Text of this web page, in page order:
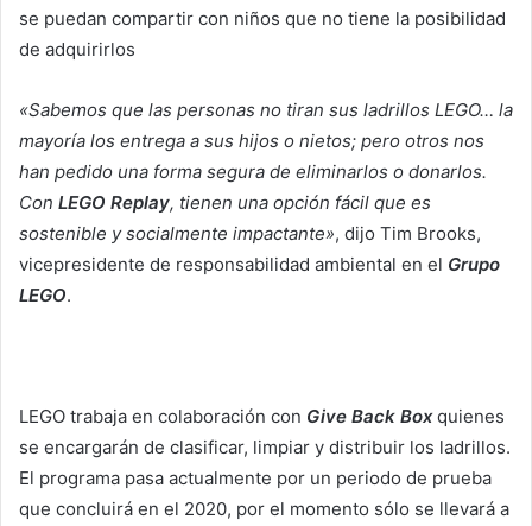
se puedan compartir con niños que no tiene la posibilidad
de adquirirlos
«Sabemos que las personas no tiran sus ladrillos LEGO… la
mayoría los entrega a sus hijos o nietos; pero otros nos
han pedido una forma segura de eliminarlos o donarlos.
Con LEGO Replay, tienen una opción fácil que es
sostenible y socialmente impactante», dijo Tim Brooks,
vicepresidente de responsabilidad ambiental en el Grupo
LEGO.
LEGO trabaja en colaboración con Give Back Boxquienes
se encargarán de clasificar, limpiar y distribuir los ladrillos.
El programa pasa actualmente por un periodo de prueba
que concluirá en el 2020, por el momento sólo se llevará a